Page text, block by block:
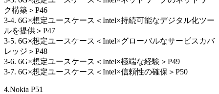
ク構築＞P46
3-4. 6G×想定ユースケース＜Intel×持続可能なデジタル化ツー
ルを提供＞P47
3-5. 6G×想定ユースケース＜Intel×グローバルなサービスカバ
レッジ＞P48
3-6. 6G×想定ユースケース＜Intel×極端な経験＞P49
3-7. 6G×想定ユースケース＜Intel×信頼性の確保＞P50
4.Nokia P51